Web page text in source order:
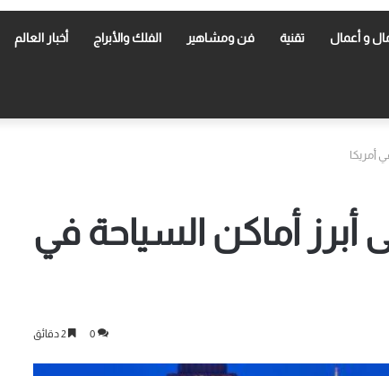
و أعمال تقنية فن ومشاهير الفلك والأبراج أخبار العالم
أمريكا
أبرز أماكن السياحة في
0